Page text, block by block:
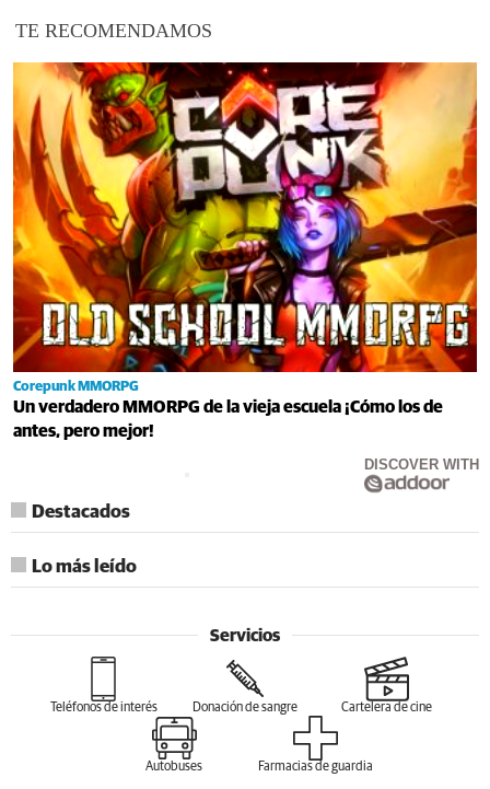
TE RECOMENDAMOS
Corepunk MMORPG
Un verdadero MMORPG de la vieja escuela ¡Cómo los de
antes, pero mejor!
DISCOVER WITH
Destacados
Lo más leído
Servicios
Teléfonos de interés Donación de sangre Cartelera de cine
Autobuses Farmacias de guardia